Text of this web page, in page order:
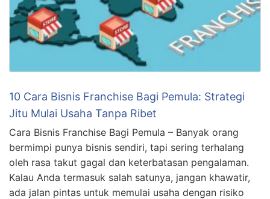
10 Cara Bisnis Franchise Bagi Pemula: Strategi
Jitu Mulai Usaha Tanpa Ribet
Cara Bisnis Franchise Bagi Pemula – Banyak orang
bermimpi punya bisnis sendiri, tapi sering terhalang
oleh rasa takut gagal dan keterbatasan pengalaman.
Kalau Anda termasuk salah satunya, jangan khawatir,
ada jalan pintas untuk memulai usaha dengan risiko